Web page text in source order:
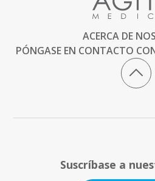
ACERCA DE
PÓNGASE EN CONTACTO
Suscríbase a